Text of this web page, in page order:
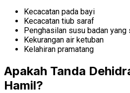
Kecacatan pada bayi
Kecacatan tiub saraf
Penghasilan susu badan
Kekurangan air ketuban
Kelahiran pramatang
Apakah Tanda
Hamil?